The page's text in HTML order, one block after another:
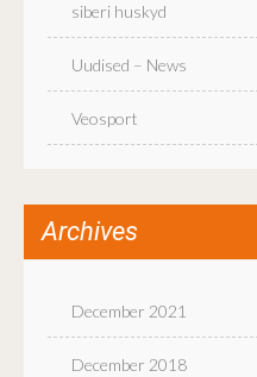
siberi huskyd
Uudised – News
Veosport
Archives
December 2021
December 2018